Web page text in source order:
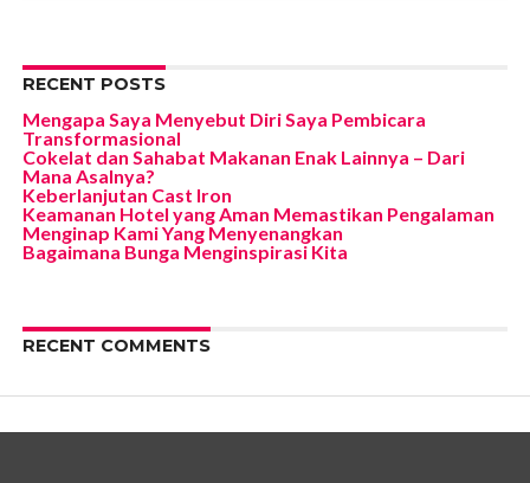
RECENT POSTS
Mengapa Saya Menyebut Diri Saya Pembicara
Transformasional
Cokelat dan Sahabat Makanan Enak Lainnya – Dari
Mana Asalnya?
Keberlanjutan Cast Iron
Keamanan Hotel yang Aman Memastikan Pengalaman
Menginap Kami Yang Menyenangkan
Bagaimana Bunga Menginspirasi Kita
RECENT COMMENTS